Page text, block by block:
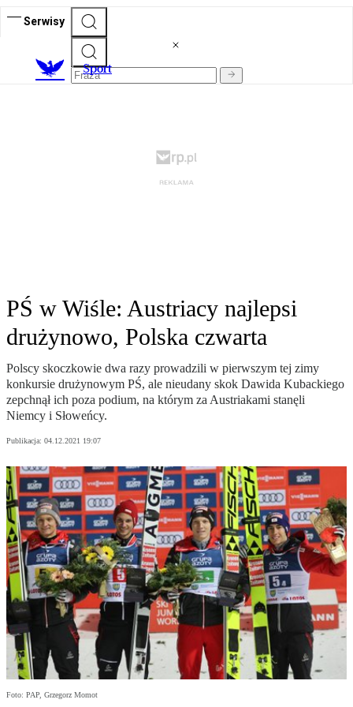
Serwisy
Sport
PŚ w Wiśle: Austriacy najlepsi
drużynowo, Polska czwarta
Polscy skoczkowie dwa razy prowadzili w pierwszym tej zimy
konkursie drużynowym PŚ, ale nieudany skok Dawida Kubackiego
zepchnął ich poza podium, na którym za Austriakami stanęli
Niemcy i Słoweńcy.
Publikacja: 04.12.2021 19:07
Foto: PAP, Grzegorz Momot